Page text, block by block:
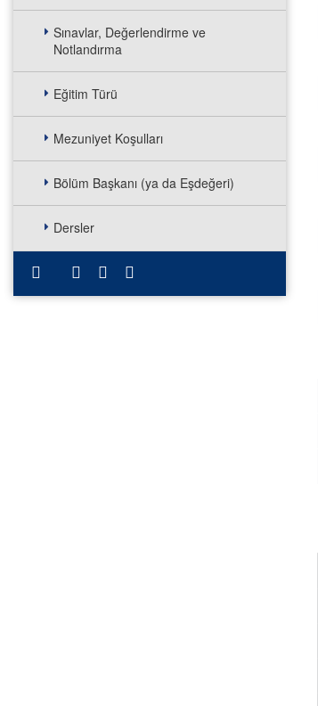
Sınavlar, Değerlendirme ve
Notlandırma
Eğitim Türü
Mezuniyet Koşulları
Bölüm Başkanı (ya da Eşdeğeri)
Dersler